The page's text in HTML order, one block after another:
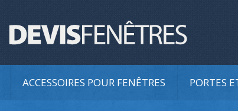
ACCESSOIRES POUR FENÊTRES PORTES